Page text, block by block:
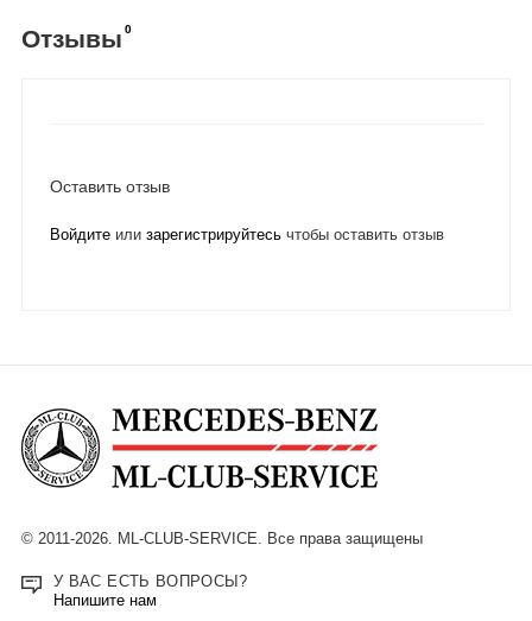
Отзывы 0
Оставить отзыв
Войдитеили зарегистрируйтесьчтобы оставить отзыв
© 2011-2026. ML-CLUB-SERVICE. Все права защищены
У ВАС ЕСТЬ ВОПРОСЫ?
Напишите нам